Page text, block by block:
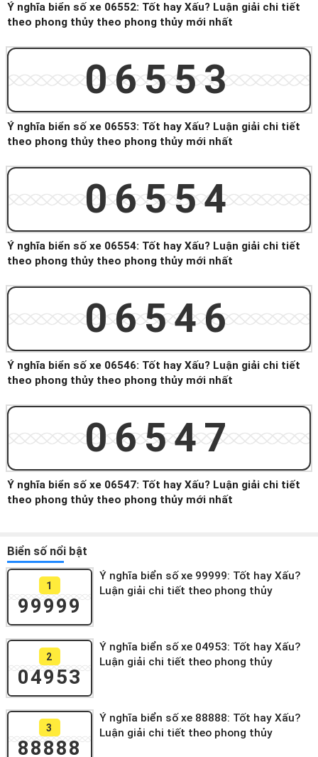
Ý nghĩa biển số xe 06552: Tốt hay Xấu? Luận giải chi tiết
theo phong thủy theo phong thủy mới nhất
06553
Ý nghĩa biển số xe 06553: Tốt hay Xấu? Luận giải chi tiết
theo phong thủy theo phong thủy mới nhất
06554
Ý nghĩa biển số xe 06554: Tốt hay Xấu? Luận giải chi tiết
theo phong thủy theo phong thủy mới nhất
06546
Ý nghĩa biển số xe 06546: Tốt hay Xấu? Luận giải chi tiết
theo phong thủy theo phong thủy mới nhất
06547
Ý nghĩa biển số xe 06547: Tốt hay Xấu? Luận giải chi tiết
theo phong thủy theo phong thủy mới nhất
Biển số nổi bật
1
99999
Ý nghĩa biển số xe 99999: Tốt hay Xấu?
Luận giải chi tiết theo phong thủy
2
04953
Ý nghĩa biển số xe 04953: Tốt hay Xấu?
Luận giải chi tiết theo phong thủy
3
88888
Ý nghĩa biển số xe 88888: Tốt hay Xấu?
Luận giải chi tiết theo phong thủy